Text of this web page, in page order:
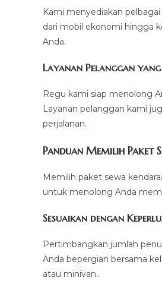
Kami menyediakan
dari mobil ekonomi hingga
Anda.
Layanan Pelanggan
Regu kami siap menolong
Layanan pelanggan kami
perjalanan.
Panduan Memilih Paket
Memilih paket sewa
untuk menolong Anda
Sesuaikan dengan
Pertimbangkan jumlah
Anda bepergian bersama
atau minivan..